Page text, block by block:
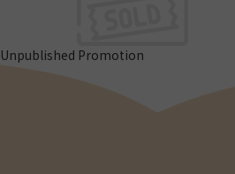
Unpublished Promotion